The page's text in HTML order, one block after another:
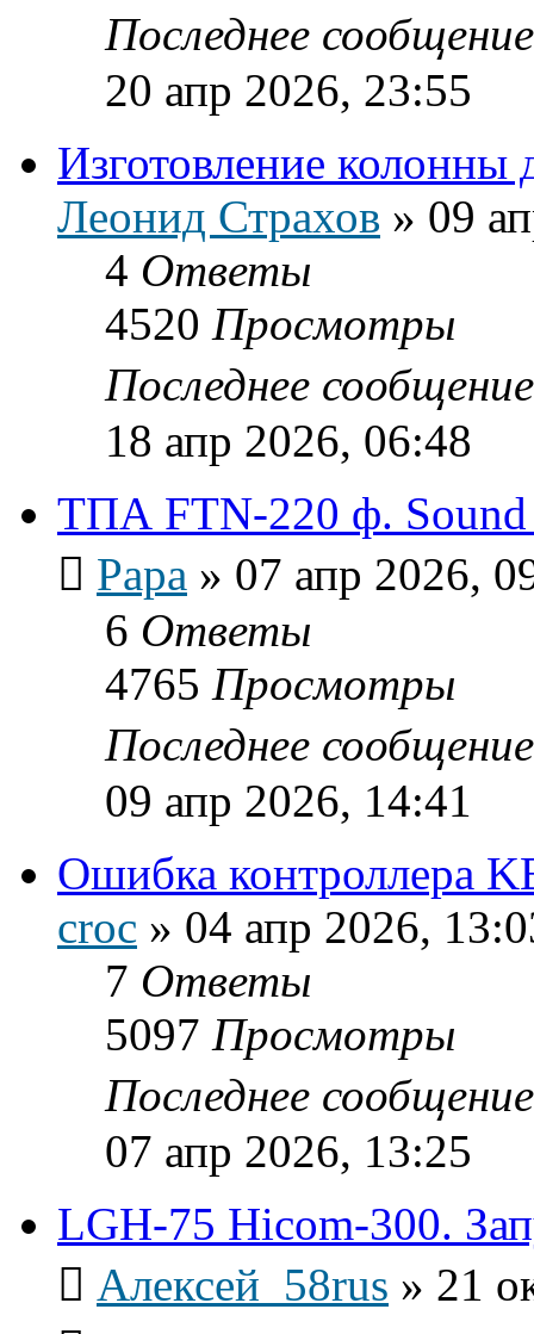
Последнее
20 апр 2026, 23:55
Изготовление
Леонид Страхов » 09
4 Ответы
4520 Просмотры
Последнее
18 апр 2026, 06:48
ТПА FTN-220 ф.
Papa » 07 апр 2026,
6 Ответы
4765 Просмотры
Последнее
09 апр 2026, 14:41
Ошибка контроллера
croc » 04 апр 2026,
7 Ответы
5097 Просмотры
Последнее
07 апр 2026, 13:25
LGH-75 Hicom-300.
Алексей_58rus » 21